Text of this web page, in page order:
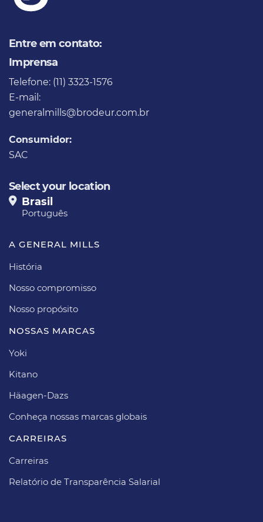
Entre em contato:
Imprensa
Telefone: (11) 3323-1576
E-mail:
generalmills@brodeur.com.br
Consumidor:
SAC
Select your location
Brasil
Português
A GENERAL MILLS
História
Nosso compromisso
Nosso propósito​
NOSSAS MARCAS
Yoki
Kitano
Häagen-Dazs​
Conheça nossas marcas globais
CARREIRAS​
Carreiras​
Relatório de Transparência Salarial